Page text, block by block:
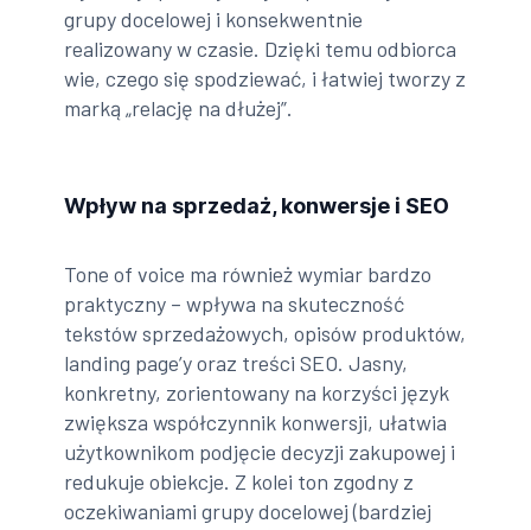
grupy docelowej i konsekwentnie
realizowany w czasie. Dzięki temu odbiorca
wie, czego się spodziewać, i łatwiej tworzy z
marką „relację na dłużej”.
Wpływ na sprzedaż, konwersje i SEO
Tone of voice ma również wymiar bardzo
praktyczny – wpływa na skuteczność
tekstów sprzedażowych, opisów produktów,
landing page’y oraz treści SEO. Jasny,
konkretny, zorientowany na korzyści język
zwiększa współczynnik konwersji, ułatwia
użytkownikom podjęcie decyzji zakupowej i
redukuje obiekcje. Z kolei ton zgodny z
oczekiwaniami grupy docelowej (bardziej